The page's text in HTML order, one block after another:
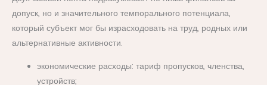
допуск, но и значительного темпорального потенциала,
который субъект мог бы израсходовать на труд, родных или
альтернативные активности.
экономические расходы: тариф пропусков, членства,
устройств;